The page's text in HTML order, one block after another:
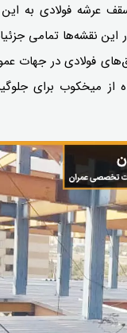
عرشه فولادی به
نقشه‌ها تمامی
فولادی در جهات عمود
میخکوب برای